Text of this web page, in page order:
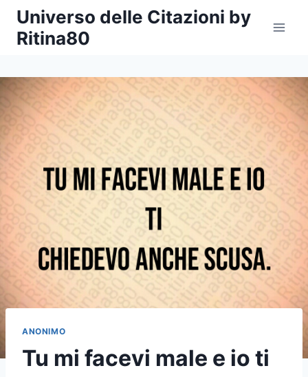
Salta
contenuto
Universo delle Citazioni by
Ritina80
ANONIMO
Tu mi facevi male e io ti